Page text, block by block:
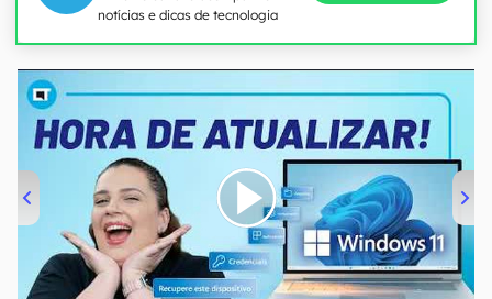
notícias e dicas de tecnologia